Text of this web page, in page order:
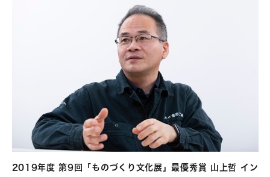
2019年度 第9回「ものづくり文化展」最優秀賞 山上哲 イン